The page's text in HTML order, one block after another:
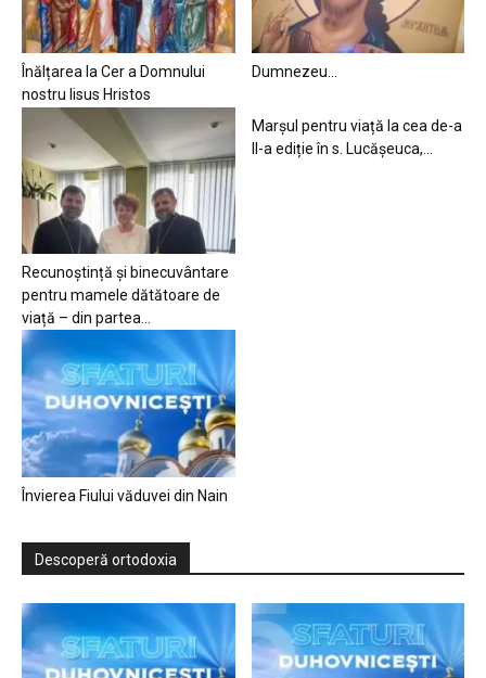
Înălțarea la Cer a Domnului
nostru Iisus Hristos
Dumnezeu…
Recunoștință și binecuvântare
pentru mamele dătătoare de
viață – din partea...
Marșul pentru viață la cea de-a
II-a ediție în s. Lucășeuca,...
Învierea Fiului văduvei din Nain
Descoperă ortodoxia